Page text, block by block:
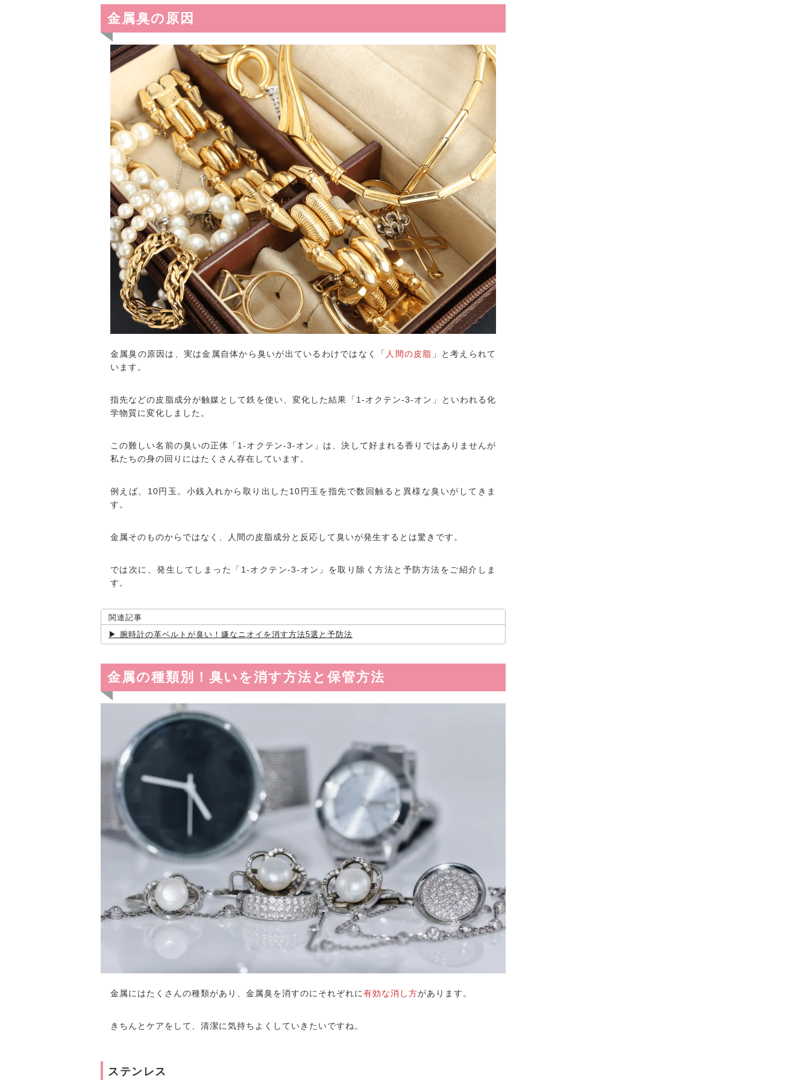
金属臭の原因
金属臭の原因は、実は金属自体から臭いが出ているわけではなく「 人間の皮脂 」と考えられて
います。
指先などの皮脂成分が触媒として鉄を使い、変化した結果「1-オクテン-3-オン」といわれる化
学物質に変化しました。
この難しい名前の臭いの正体「1-オクテン-3-オン」は、決して好まれる香りではありませんが
私たちの身の回りにはたくさん存在しています。
例えば、10円玉。小銭入れから取り出した10円玉を指先で数回触ると異様な臭いがしてきま
す。
金属そのものからではなく、人間の皮脂成分と反応して臭いが発生するとは驚きです。
では次に、発生してしまった「1-オクテン-3-オン」を取り除く方法と予防方法をご紹介しま
す。
関連記事
腕時計の革ベルトが臭い！嫌なニオイを消す方法5選と予防法
金属の種類別！臭いを消す方法と保管方法
金属にはたくさんの種類があり、金属臭を消すのにそれぞれに有効な消し方があります。
きちんとケアをして、清潔に気持ちよくしていきたいですね。
ステンレス